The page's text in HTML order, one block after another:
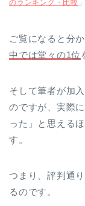
のランキング・比較
ご覧になると分
中では堂々の1位
そして筆者が加
のですが、実際
った」と思える
す。
つまり、評判通
るのです。